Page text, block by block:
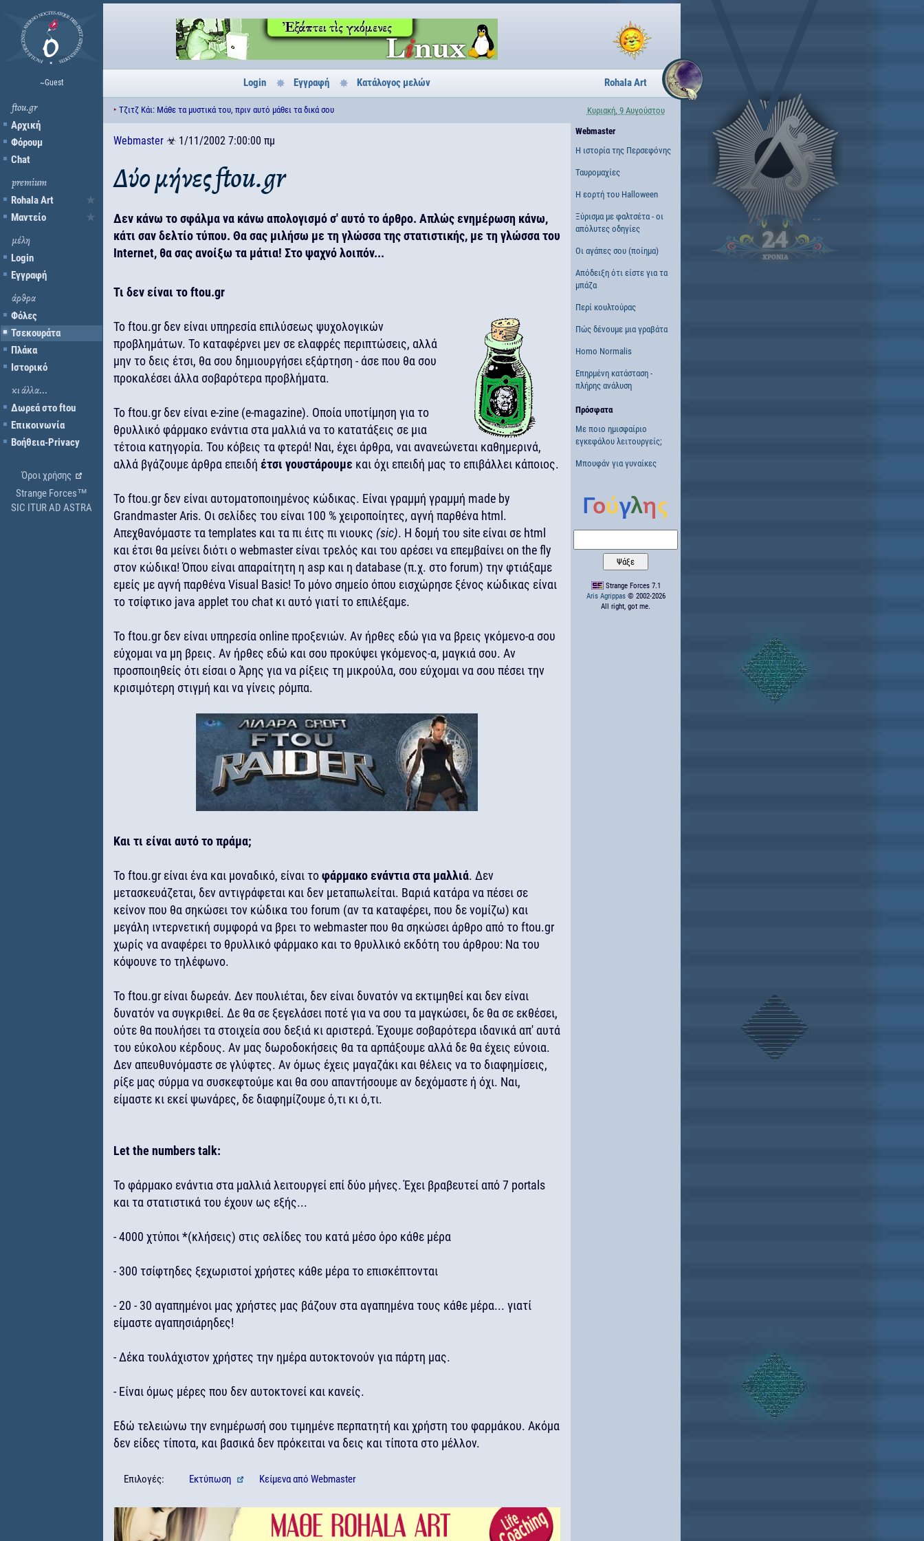
~Guest
ftou.gr
Αρχική
Φόρουμ
Chat
premium
Rohala Art
Μαντείο
μέλη
Login
Εγγραφή
άρθρα
Φόλες
Τσεκουράτα
Πλάκα
Ιστορικό
κι άλλα...
Δωρεά στο ftou
Επικοινωνία
Βοήθεια-Privacy
Όροι χρήσης
Strange Forces™
SIC ITUR AD ASTRA
Login Εγγραφή Κατάλογος μελών Rohala Art
‣ Τζιτζ Κάι: Μάθε τα μυστικά του, πριν αυτό μάθει τα δικά σου Κυριακή, 9 Αυγούστου
Webmaster ☣ 1/11/2002 7:00:00 πμ
Δύο μήνες ftou.gr
Δεν κάνω το σφάλμα να κάνω απολογισμό σ' αυτό το άρθρο. Απλώς ενημέρωση κάνω,
κάτι σαν δελτίο τύπου. Θα σας μιλήσω με τη γλώσσα της στατιστικής, με τη γλώσσα του
Internet, θα σας ανοίξω τα μάτια! Στο ψαχνό λοιπόν...
Τι δεν είναι το ftou.gr
Το ftou.gr δεν είναι υπηρεσία επιλύσεως ψυχολογικών
προβλημάτων. Το καταφέρνει μεν σε ελαφρές περιπτώσεις, αλλά
μην το δεις έτσι, θα σου δημιουργήσει εξάρτηση - άσε που θα σου
προκαλέσει άλλα σοβαρότερα προβλήματα.
Το ftou.gr δεν είναι e-zine (e-magazine). Οποία υποτίμηση για το
θρυλλικό φάρμακο ενάντια στα μαλλιά να το κατατάξεις σε μια
τέτοια κατηγορία. Του κόβεις τα φτερά! Ναι, έχει άρθρα, ναι ανανεώνεται καθημερινά,
αλλά βγάζουμε άρθρα επειδή έτσι γουστάρουμε και όχι επειδή μας το επιβάλλει κάποιος.
Το ftou.gr δεν είναι αυτοματοποιημένος κώδικας. Είναι γραμμή γραμμή made by
Grandmaster Aris. Οι σελίδες του είναι 100 % χειροποίητες, αγνή παρθένα html.
Απεχθανόμαστε τα templates και τα πι έιτς πι νιουκς (sic). Η δομή του site είναι σε html
και έτσι θα μείνει διότι ο webmaster είναι τρελός και του αρέσει να επεμβαίνει on the fly
στον κώδικα! Όπου είναι απαραίτητη η asp και η database (π.χ. στο forum) την φτιάξαμε
εμείς με αγνή παρθένα Visual Basic! Το μόνο σημείο όπου εισχώρησε ξένος κώδικας είναι
το τσίφτικο java applet του chat κι αυτό γιατί το επιλέξαμε.
Το ftou.gr δεν είναι υπηρεσία online προξενιών. Αν ήρθες εδώ για να βρεις γκόμενο-α σου
εύχομαι να μη βρεις. Αν ήρθες εδώ και σου προκύψει γκόμενος-α, μαγκιά σου. Αν
προσποιηθείς ότι είσαι ο Άρης για να ρίξεις τη μικρούλα, σου εύχομαι να σου πέσει την
κρισιμότερη στιγμή και να γίνεις ρόμπα.
Και τι είναι αυτό το πράμα;
Το ftou.gr είναι ένα και μοναδικό, είναι τοφάρμακο ενάντια στα μαλλιά. Δεν
μετασκευάζεται, δεν αντιγράφεται και δεν μεταπωλείται. Βαριά κατάρα να πέσει σε
κείνον που θα σηκώσει τον κώδικα του forum (αν τα καταφέρει, που δε νομίζω) και
μεγάλη ιντερνετική συμφορά να βρει το webmaster που θα σηκώσει άρθρο από το ftou.gr
χωρίς να αναφέρει το θρυλλικό φάρμακο και το θρυλλικό εκδότη του άρθρου: Να του
κόψουνε το τηλέφωνο.
Το ftou.gr είναι δωρεάν. Δεν πουλιέται, δεν είναι δυνατόν να εκτιμηθεί και δεν είναι
δυνατόν να συγκριθεί. Δε θα σε ξεγελάσει ποτέ για να σου τα μαγκώσει, δε θα σε εκθέσει,
ούτε θα πουλήσει τα στοιχεία σου δεξιά κι αριστερά. Έχουμε σοβαρότερα ιδανικά απ' αυτά
του εύκολου κέρδους. Αν μας δωροδοκήσεις θα τα αρπάξουμε αλλά δε θα έχεις εύνοια.
Δεν απευθυνόμαστε σε γλύφτες. Αν όμως έχεις μαγαζάκι και θέλεις να το διαφημίσεις,
ρίξε μας σύρμα να συσκεφτούμε και θα σου απαντήσουμε αν δεχόμαστε ή όχι. Ναι,
είμαστε κι εκεί ψωνάρες, δε διαφημίζουμε ό,τι κι ό,τι.
Let the numbers talk:
Το φάρμακο ενάντια στα μαλλιά λειτουργεί επί δύο μήνες. Έχει βραβευτεί από 7 portals
και τα στατιστικά του έχουν ως εξής...
- 4000 χτύποι *(κλήσεις) στις σελίδες του κατά μέσο όρο κάθε μέρα
- 300 τσίφτηδες ξεχωριστοί χρήστες κάθε μέρα το επισκέπτονται
- 20 - 30 αγαπημένοι μας χρήστες μας βάζουν στα αγαπημένα τους κάθε μέρα... γιατί
είμαστε αγαπησιάρηδες!
- Δέκα τουλάχιστον χρήστες την ημέρα αυτοκτονούν για πάρτη μας.
- Είναι όμως μέρες που δεν αυτοκτονεί και κανείς.
Εδώ τελειώνω την ενημέρωσή σου τιμημένε περπατητή και χρήστη του φαρμάκου. Ακόμα
δεν είδες τίποτα, και βασικά δεν πρόκειται να δεις και τίποτα στο μέλλον.
Επιλογές: Εκτύπωση Κείμενααπό Webmaster
Webmaster
Η ιστορία της Περσεφόνης
Ταυρομαχίες
Η εορτή του Halloween
Ξύρισμα με φαλτσέτα - οι
απόλυτες οδηγίες
Οι αγάπες σου (ποίημα)
Απόδειξη ότι είστε για τα
μπάζα
Περί κουλτούρας
Πώς δένουμε μια γραβάτα
Homo Normalis
Επηρμένη κατάσταση -
πλήρης ανάλυση
Πρόσφατα
Με ποιο ημισφαίριο
εγκεφάλου λειτουργείς;
Μπουφάν για γυναίκες
Strange Forces 7.1
Aris Agrippas© 2002-2026
All right, got me.
24
ΧΡΟΝΙΑ